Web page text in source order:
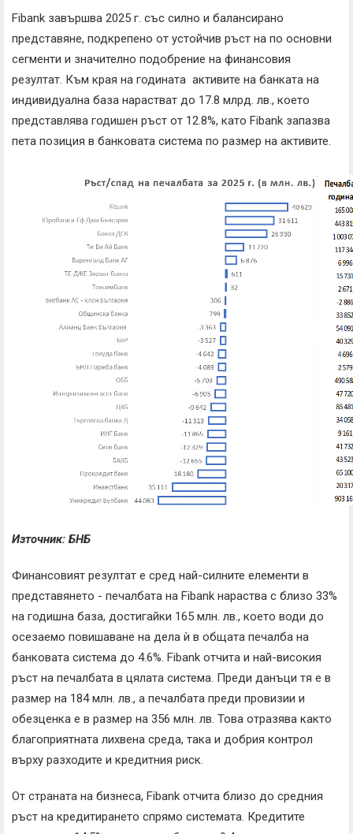
Fibank завършва 2025 г. със силно и балансирано
представяне, подкрепено от устойчив ръст на по основни
сегменти и значително подобрение на финансовия
резултат. Към края на годината активите на банката на
индивидуална база нарастват до 17.8 млрд. лв., което
представлява годишен ръст от 12.8%, като Fibank запазва
пета позиция в банковата система по размер на активите.
Източник: БНБ
Финансовият резултат е сред най-силните елементи в
представянето - печалбата на Fibank нараства с близо 33%
на годишна база, достигайки 165 млн. лв., което води до
осезаемо повишаване на дела ѝ в общата печалба на
банковата система до 4.6%. Fibank отчита и най-високия
ръст на печалбата в цялата система. Преди данъци тя е в
размер на 184 млн. лв., а печалбата преди провизии и
обезценка e в размер на 356 млн. лв. Това отразява както
благоприятната лихвена среда, така и добрия контрол
върху разходите и кредитния риск.
От страната на бизнеса, Fibank отчита близо до средния
ръст на кредитирането спрямо системата. Кредитите